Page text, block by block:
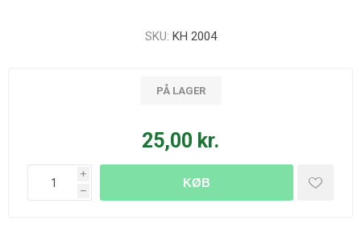
SKU: KH 2004
PÅ LAGER
25,00 kr.
i
h
KØB